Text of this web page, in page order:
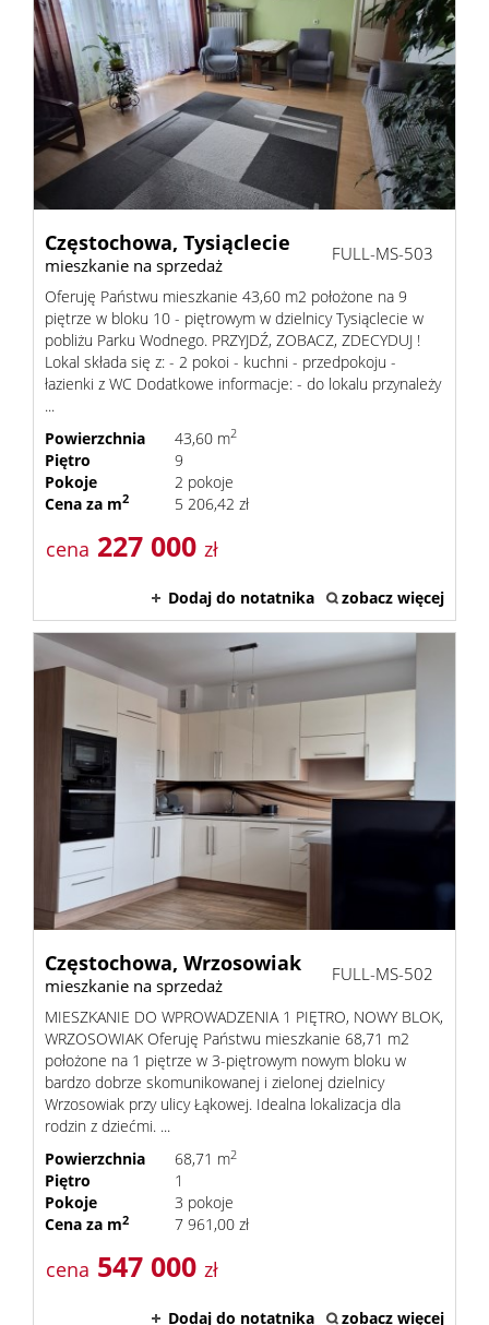
Częstochowa, Tysiąclecie
mieszkanie na sprzedaż
FULL-MS-503
Oferuję Państwu mieszkanie 43,60 m2 położone na 9
piętrze w bloku 10 - piętrowym w dzielnicy Tysiąclecie w
pobliżu Parku Wodnego. PRZYJDŹ, ZOBACZ, ZDECYDUJ !
Lokal składa się z: - 2 pokoi - kuchni - przedpokoju -
łazienki z WC Dodatkowe informacje: - do lokalu przynależy
...
Powierzchnia
43,60 m2
Piętro
9
Pokoje
2 pokoje
Cena za m2 5 206,42 zł
cena 227 000 zł
Dodaj do notatnika zobacz więcej
Częstochowa, Wrzosowiak
mieszkanie na sprzedaż
FULL-MS-502
MIESZKANIE DO WPROWADZENIA 1 PIĘTRO, NOWY BLOK,
WRZOSOWIAK Oferuję Państwu mieszkanie 68,71 m2
położone na 1 piętrze w 3-piętrowym nowym bloku w
bardzo dobrze skomunikowanej i zielonej dzielnicy
Wrzosowiak przy ulicy Łąkowej. Idealna lokalizacja dla
rodzin z dziećmi. ...
Powierzchnia
68,71 m2
Piętro
1
Pokoje
3 pokoje
Cena za m2 7 961,00 zł
cena 547 000 zł
Dodaj do notatnika zobacz więcej